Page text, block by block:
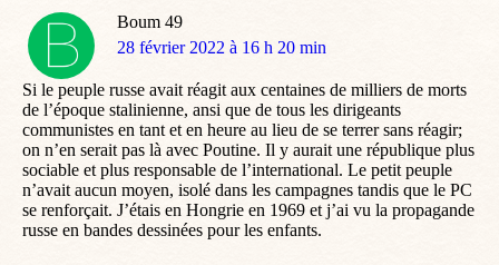
Boum 49
dit
28 février 2022 à 16 h 20 min
Si le peuple russe avait réagit aux centaines de milliers de morts
de l’époque stalinienne, ansi que de tous les dirigeants
communistes en tant et en heure au lieu de se terrer sans réagir;
on n’en serait pas là avec Poutine. Il y aurait une république plus
sociable et plus responsable de l’international. Le petit peuple
n’avait aucun moyen, isolé dans les campagnes tandis que le PC
se renforçait. J’étais en Hongrie en 1969 et j’ai vu la propagande
russe en bandes dessinées pour les enfants.